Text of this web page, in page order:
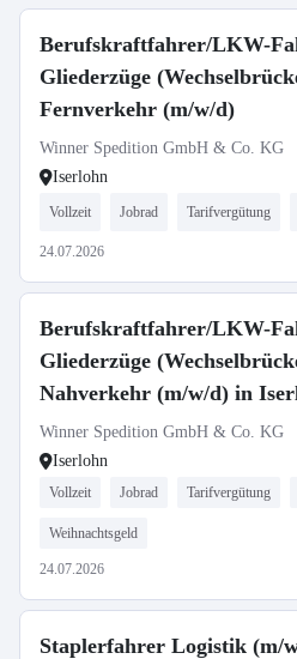
Berufskraftfahrer/LKW-
Gliederzüge
Fernverkehr (m/w/d)
Winner Spedition GmbH & Co. KG
Iserlohn
Vollzeit Jobrad Tarifvergütung
24.07.2026
Berufskraftfahrer/LKW-
Gliederzüge
Nahverkehr (m/w/d) in
Winner Spedition GmbH & Co. KG
Iserlohn
Vollzeit Jobrad Tarifvergütung
Weihnachtsgeld
24.07.2026
Staplerfahrer Logistik (m/